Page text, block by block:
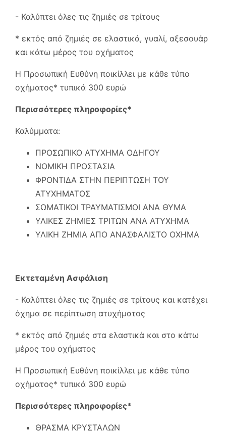
- Καλύπτει όλες τις ζημιές σε τρίτους
* εκτός από ζημιές σε ελαστικά, γυαλί, αξεσουάρ
και κάτω μέρος του οχήματος
Η Προσωπική Ευθύνη ποικίλλει με κάθε τύπο
οχήματος* τυπικά 300 ευρώ
Περισσότερες πληροφορίες*
Καλύμματα:
ΠΡΟΣΩΠΙΚΟ ΑΤΥΧΗΜΑ ΟΔΗΓΟΥ
ΝΟΜΙΚΗ ΠΡΟΣΤΑΣΙΑ
ΦΡΟΝΤΙΔΑ ΣΤΗΝ ΠΕΡΙΠΤΩΣΗ ΤΟΥ
ΑΤΥΧΗΜΑΤΟΣ
ΣΩΜΑΤΙΚΟΙ ΤΡΑΥΜΑΤΙΣΜΟΙ ΑΝΑ ΘΥΜΑ
ΥΛΙΚΕΣ ΖΗΜΙΕΣ ΤΡΙΤΩΝ ΑΝΑ ΑΤΥΧΗΜΑ
ΥΛΙΚΗ ΖΗΜΙΑ ΑΠΟ ΑΝΑΣΦΑΛΙΣΤΟ ΟΧΗΜΑ
Εκτεταμένη Ασφάλιση
- Καλύπτει όλες τις ζημιές σε τρίτους και κατέχει
όχημα σε περίπτωση ατυχήματος
* εκτός από ζημιές στα ελαστικά και στο κάτω
μέρος του οχήματος
Η Προσωπική Ευθύνη ποικίλλει με κάθε τύπο
οχήματος* τυπικά 300 ευρώ
Περισσότερες πληροφορίες*
ΘΡΑΣΜΑ ΚΡΥΣΤΑΛΩΝ